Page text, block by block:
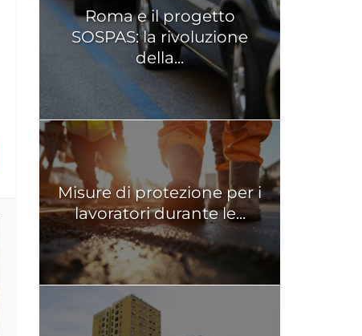
Roma e il progetto
SOSPAS: la rivoluzione
della...
Misure di protezione per i
lavoratori durante le...